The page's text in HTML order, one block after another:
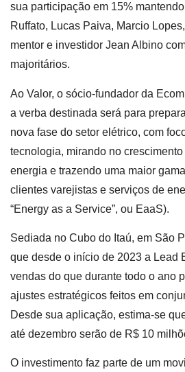
sua participação em 15%
Ruffato, Lucas Paiva, Marcio
mentor e investidor Jean Albino
majoritários.
Ao Valor, o sócio-fundador da
a verba destinada será para
nova fase do setor elétrico, com
tecnologia, mirando no
energia e trazendo uma maior
clientes varejistas e serviços de
“Energy as a Service”, ou EaaS).
Sediada no Cubo do Itaú, em São
que desde o início de 2023 a Lead
vendas do que durante todo o ano
ajustes estratégicos feitos em
Desde sua aplicação, estima-se
até dezembro serão de R$ 10
O investimento faz parte de um